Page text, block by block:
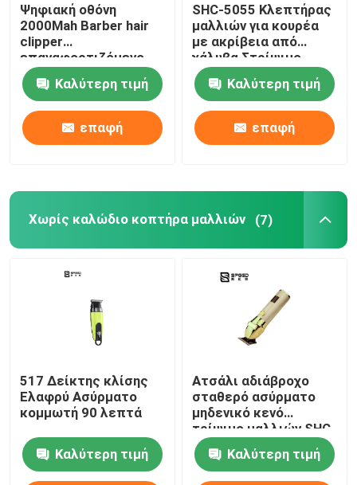
Γύρος εργοστασίων
Ποιοτικός έλεγχος
Νέα
Επαγγελματικός κλεπτήρας
Κλεπτήρας μαλλιών για κουρέα
Αδιάβροχο Τρίμερ Μαλλιών
Συσκευή περιποίησης μαλλιών
Ψηφιακή οθόνη
2000Mah Barber hair
clipper
επαναφορτιζόμενο
επαγγελματικό
Καλύτερη τιμή
επαφή
SHC-5055 Κλεπτήρας
μαλλιών για κουρέα
με ακρίβεια από
χάλυβα Στρίψιμο
πετρελαίου
Κεφαλογραφία ψαλίδι
ψηφιακή οθόνη
Καλύτερη τιμή
επαφή
Χωρίς καλώδιο κοπτήρα μαλλιών (7)
517 Δείκτης κλίσης
Ελαφρύ Ασύρματο
κομμωτή 90 λεπτά
Καλύτερη τιμή
Ατσάλι αδιάβροχο
σταθερό ασύρματο
μηδενικό κενό
τρίψιμο μαλλιών SHC-
5606 πλήρες
μεταλλικό σώμα
Καλύτερη τιμή